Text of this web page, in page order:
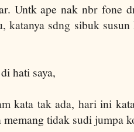
Untk ape nak nbr fone
katanya sdng sibuk
hati saya,
kata tak ada, hari ini
memang tidak sudi jumpa